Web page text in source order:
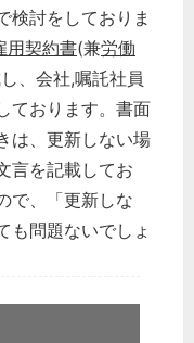
検討をしておりま
用契約書(兼労働
、会社,嘱託社員
ております。書面
は、更新しない場
言を記載してお
で、「更新しな
も問題ないでしょ